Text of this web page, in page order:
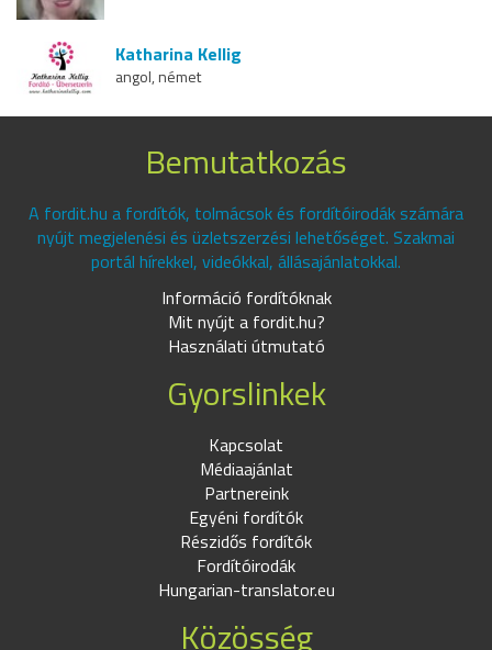
Katharina Kellig
angol, német
Bemutatkozás
A fordit.hu a fordítók, tolmácsok és fordítóirodák számára
nyújt megjelenési és üzletszerzési lehetőséget. Szakmai
portál hírekkel, videókkal, állásajánlatokkal.
Információ fordítóknak
Mit nyújt a fordit.hu?
Használati útmutató
Gyorslinkek
Kapcsolat
Médiaajánlat
Partnereink
Egyéni fordítók
Részidős fordítók
Fordítóirodák
Hungarian-translator.eu
Közösség